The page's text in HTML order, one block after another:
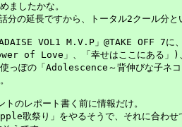
ましたかな。
の延長ですから、トータル2クール分と
VOL1 M.V.P」@TAKE OFF 7に
of Love」、「幸せはここにある」)
っぽの「Adolescence～背伸びな子ネ
レポート書く前に情報だけ。
歌祭り」をやるそうで、それに合わ